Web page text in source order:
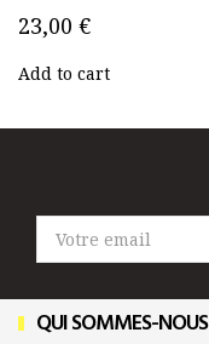
23,00 €
Add to cart
QUI SOMMES-NOUS